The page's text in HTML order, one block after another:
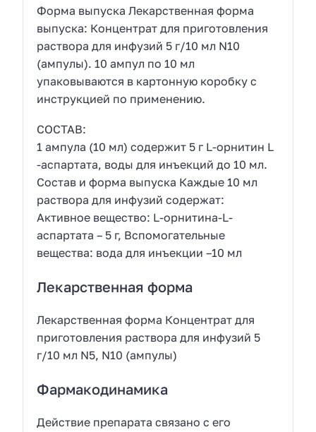
Форма выпуска Лекарственная форма
выпуска: Концентрат для приготовления
раствора для инфузий 5 г/10 мл N10
(ампулы). 10 ампул по 10 мл
упаковываются в картонную коробку с
инструкцией по применению.
СОСТАВ:
1 ампула (10 мл) содержит 5 г L-орнитин L
-аспартата, воды для инъекций до 10 мл.
Состав и форма выпуска Каждые 10 мл
раствора для инфузий содержат:
Активное вещество: L-орнитина-L-
аспартата – 5 г, Вспомогательные
вещества: вода для инъекции –10 мл
Лекарственная форма
Лекарственная форма Концентрат для
приготовления раствора для инфузий 5
г/10 мл N5, N10 (ампулы)
Фармакодинамика
Действие препарата связано с его